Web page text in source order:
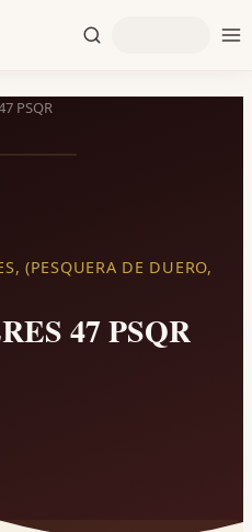
PSQR
(PESQUERA DE DUERO,
47 PSQR